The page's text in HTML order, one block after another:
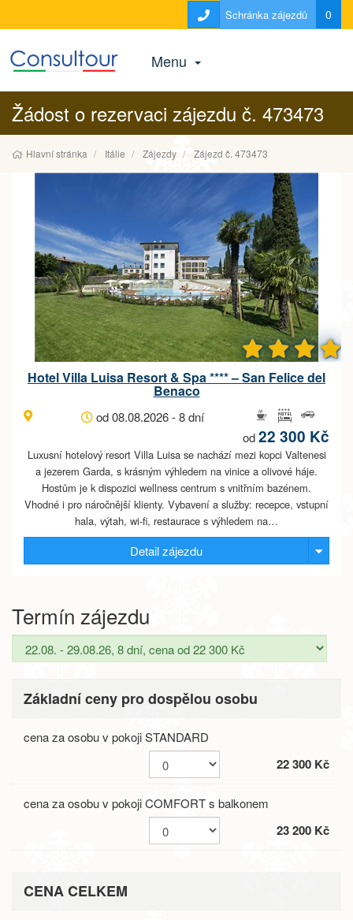
Schránka zájezdů 0
Menu
Žádost o rezervaci zájezdu č. 473473
Hlavní stránka Itálie Zájezdy Zájezd č. 473473
Hotel Villa Luisa Resort & Spa **** – San Felice del
Benaco
od 08.08.2026 - 8 dní
od22 300 Kč
Luxusní hotelový resort Villa Luisa se nachází mezi kopci Valtenesi
a jezerem Garda, s krásným výhledem na vinice a olivové háje.
Hostům je k dispozici wellness centrum s vnitřním bazénem.
Vhodné i pro náročnější klienty. Vybavení a služby: recepce, vstupní
hala, výtah, wi-fi, restaurace s výhledem na…
Detail zájezdu
Termín zájezdu
Základní ceny pro dospělou osobu
cena za osobu v pokoji STANDARD
22 300 Kč
cena za osobu v pokoji COMFORT s balkonem
23 200 Kč
CENA CELKEM